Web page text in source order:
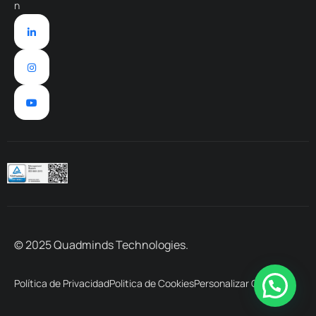
n
© 2025 Quadminds Technologies.
Política de PrivacidadPolitica de CookiesPersonalizar Cookies